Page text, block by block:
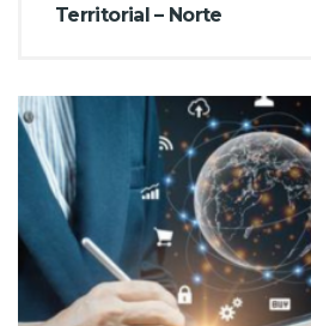
Territorial – Norte